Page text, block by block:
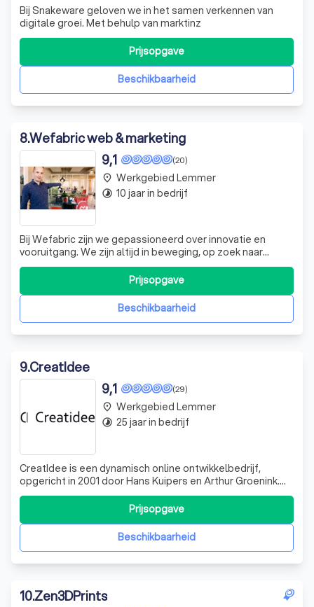
Bij Snakeware geloven we in het samen verkennen van
digitale groei. Met behulp van marktinz
Beschikbaarheid
Prijsopgave
8.Wefabric web & marketing
(20)
9,1
Bij Wefabric zijn we gepassioneerd over innovatie en
vooruitgang. We zijn altijd in beweging, op zoek naar
nieuwe oplossingen en slimme innovaties om jouw bedrijf
te helpen groeien. Ons team van web- en
marketingspecialisten staat klaar om je te helpen meer
uit je online aanwezigheid te halen. Of je
Beschikbaarheid
Prijsopgave
place Werkgebied Lemmer
timelapse 10 jaar in bedrijf
9.CreatIdee
(29)
9,1
CreatIdee is een dynamisch online ontwikkelbedrijf,
opgericht in 2001 door Hans Kuipers en Arthur Groenink.
Wij zijn gedreven door onze passie voor technologie en
creativiteit. Onze expertise ligt in het ontwikkelen van
zowel op maat gemaakte projecten voor onze klanten als
onze eigen innovatieve prBeschikbaarheid
Prijsopgave
place Werkgebied Lemmer
timelapse 25 jaar in bedrijf
10.Zen3DPrints